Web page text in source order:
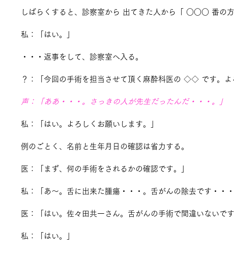
しばらくすると、診察室から 出てきた人から「 ○○○ 番の方
私：「はい。」
・・・返事をして、診察室へ入る。
？：「今回の手術を担当させて頂く麻酔科医の ◇◇ です。よ
声：「ああ・・・。さっきの人が先生だったんだ・・・。」
私：「はい。よろしくお願いします。」
例のごとく、名前と生年月日の確認は省力する。
医：「まず、何の手術をされるかの確認です。」
私：「あ～。舌に出来た腫瘍・・・。舌がんの除去です・・・
医：「はい。佐々田共一さん。舌がんの手術で間違いないです
私：「はい。」